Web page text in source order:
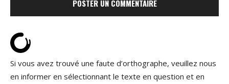
Si vous avez trouvé une faute d’orthographe, veuillez nous
en informer en sélectionnant le texte en question et en